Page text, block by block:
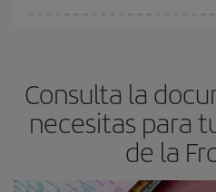
Consulta la
necesitas para
de la